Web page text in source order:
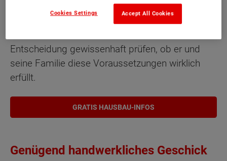
Um mit einem AusbauhausGeld beim Bau zu
, sind einige Voraussetzungen
Entscheidung gewissenhaft prüfen, ob er und
seine Familie diese Voraussetzungen wirklich
erfüllt.
GRATIS HAUSBAU-INFOS
Genügend handwerkliches Geschick
Accept All Cookies
Cookies Settings